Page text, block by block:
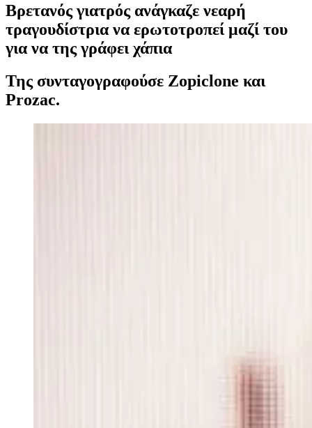
Βρετανός γιατρός ανάγκαζε νεαρή
τραγουδίστρια να ερωτοτροπεί μαζί του
για να της γράφει χάπια
Της συνταγογραφούσε Zopiclone και
Prozac.